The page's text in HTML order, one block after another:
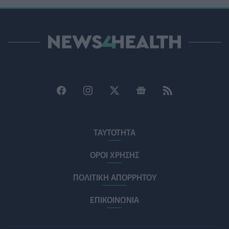
Και οι μαϊμούδες έχουν κατοικίδια! Οι επιστήμονες
ρίχνουν φως στις "φιλίες" μεταξύ διαφορετικών ειδών
Η ΕΙΝΑΠ καταγγέλλει την αιφνιδιαστική ένταξη του
Ηλεκτρικά πατίνια: 3,5 φορές μεγαλύτερος ο κίνδυνος
07/08/2026 - 14:00
ΗΠΑ: Μεγάλη τράπεζα επενδύει 250 εκατ. δολάρια
τον χρόνο για φάρμακα GLP-1 στους εργαζομένους
07/08/2026 - 13:00
ΤΑΥΤΟΤΗΤΑ
ΟΡΟΙ ΧΡΗΣΗΣ
ΠΟΛΙΤΙΚΗ ΑΠΟΡΡΗΤΟΥ
ΕΠΙΚΟΙΝΩΝΙΑ